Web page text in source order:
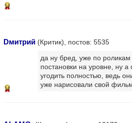
14
Dмитрий (Критик), постов: 5535
14
да ну бред, уже по роликам
постановки на уровне, ну
угодить полностью, ведь
уже нарисовали свой фильм